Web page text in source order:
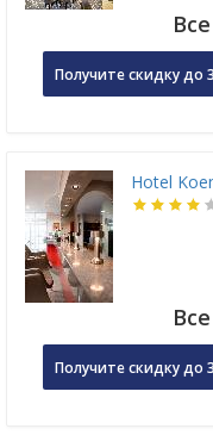
Получите скидку до
Hotel
Получите скидку до